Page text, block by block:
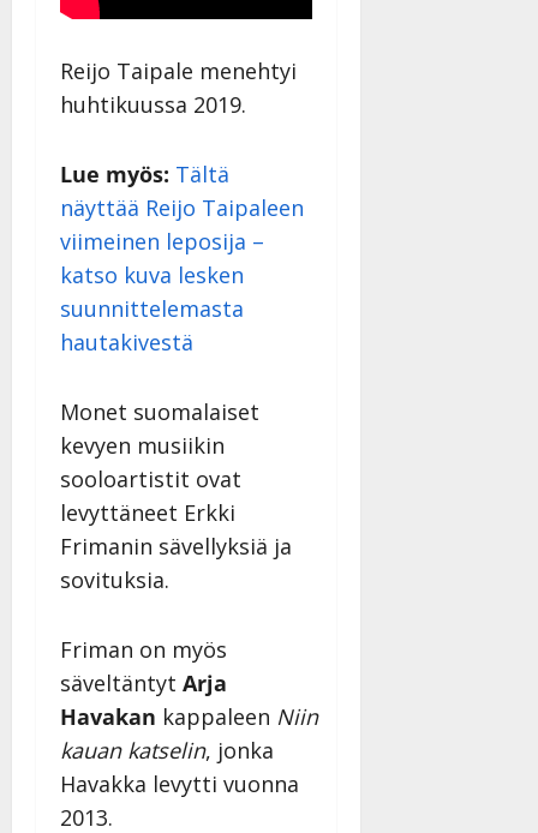
Reijo Taipale menehtyi
huhtikuussa 2019.
Lue myös: Tältä
näyttää Reijo Taipaleen
viimeinen leposija –
katso kuva lesken
suunnittelemasta
hautakivestä
Monet suomalaiset
kevyen musiikin
sooloartistit ovat
levyttäneet Erkki
Frimanin sävellyksiä ja
sovituksia.
Friman on myös
säveltäntyt Arja
Havakan kappaleen Niin
kauan katselin, jonka
Havakka levytti vuonna
2013.